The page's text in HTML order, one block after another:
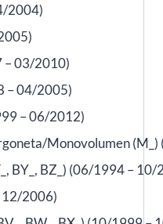
2004)
– 03/2010)
– 04/2005)
– 06/2012)
Monovolumen
BY_, BZ_) (06/1994 –
12/2006)